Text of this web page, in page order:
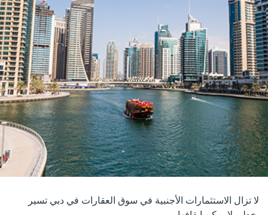
لا تزال الاستثمارات الأجنبية في سوق العقارات في دبي تسير